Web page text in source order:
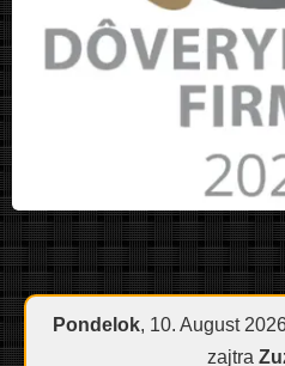
Pondelok, 10. August
zajtra